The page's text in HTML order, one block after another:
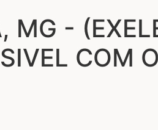
MG -
COM